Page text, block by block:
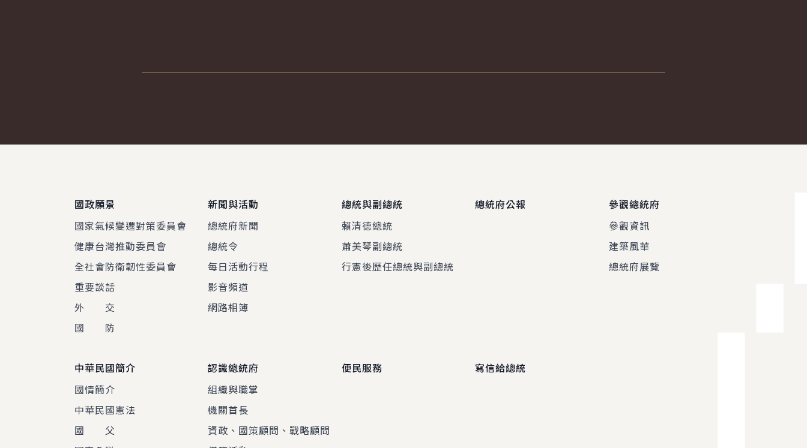
國政願景
國家氣候變遷對策委員會
健康台灣推動委員會
全社會防衛韌性委員會
重要談話
外 交
國 防
新聞與活動
總統府新聞
總統令
每日活動行程
影音頻道
網路相簿
總統與副總統
賴清德總統
蕭美琴副總統
行憲後歷任總統與副總統
總統府公報
參觀總統府
參觀資訊
建築風華
總統府展覽
中華民國簡介
國情簡介
中華民國憲法
國 父
認識總統府
組織與職掌
機關首長
資政、國策顧問、戰略顧問
便民服務 寫信給總統